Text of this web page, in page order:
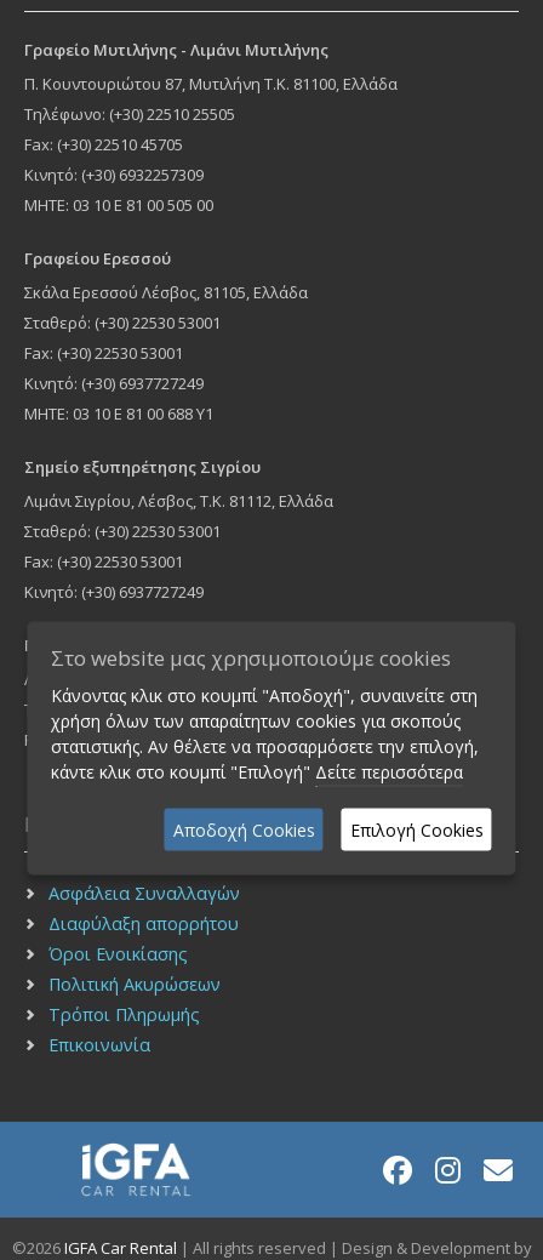
Γραφείο Μυτιλήνης - Λιμάνι Μυτιλήνης
Π. Κουντουριώτου 87, Μυτιλήνη Τ.Κ. 81100, Ελλάδα
Τηλέφωνο: (+30) 22510 25505
Fax: (+30) 22510 45705
Κινητό: (+30) 6932257309
MHTE: 03 10 Ε 81 00 505 00
Γραφείου Ερεσσού
Σκάλα Ερεσσού Λέσβος, 81105, Ελλάδα
Σταθερό: (+30) 22530 53001
Fax: (+30) 22530 53001
Κινητό: (+30) 6937727249
ΜΗΤΕ: 03 10 Ε 81 00 688 Υ1
Σημείο εξυπηρέτησης Σιγρίου
Λιμάνι Σιγρίου, Λέσβος, Τ.Κ. 81112, Ελλάδα
Σταθερό: (+30) 22530 53001
Fax: (+30) 22530 53001
Κινητό: (+30) 6937727249
Γραφείο Αθήνας
Λήμνου 16, Νέα Ιωνία Τ.Κ 14235, Ελλάδα
Τηλέφωνο: (+30) 210 2755900
FAX: (+30) 210 2751940
Πληροφορίες
Ασφάλεια Συναλλαγών
Διαφύλαξη απορρήτου
Όροι Ενοικίασης
Πολιτική Ακυρώσεων
Τρόποι Πληρωμής
Επικοινωνία
©2026IGFA Car Rental | All rights reserved | Design & Development by
Στο website μας χρησιμοποιούμε cookies
Κάνοντας κλικ στο κουμπί "Αποδοχή", συναινείτε στη
χρήση όλων των απαραίτητων cookies για σκοπούς
στατιστικής. Αν θέλετε να προσαρμόσετε την επιλογή,
κάντε κλικ στο κουμπί "Επιλογή" Δείτε περισσότερα
Αποδοχή Cookies Επιλογή Cookies